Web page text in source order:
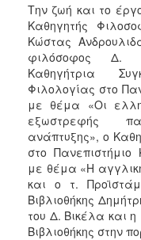
Την ζωή και το
Καθηγητής
Κώστας
φιλόσοφος Δ.
Καθηγήτρια
Φιλολογίας στο
με θέμα «Οι
εξωστρεφής
ανάπτυξης», ο
στο Πανεπιστήμιο
με θέμα «Η
και ο τ.
Βιβλιοθήκης
του Δ. Βικέλα και η
Βιβλιοθήκης στην